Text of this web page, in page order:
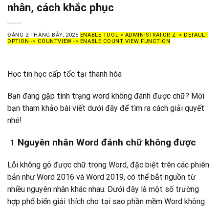
nhân, cách khắc phục
ĐĂNG 2 THÁNG BẢY, 2025 ENABLE TOOL-> ADMINISTRATOR Z -> DEFAULT
OPTION -> COUNTVIEW -> ENABLE COUNT VIEW FUNCTION
Học tin học cấp tốc tại thanh hóa
Bạn đang gặp tình trạng word không đánh được chữ? Mời
bạn tham khảo bài viết dưới đây để tìm ra cách giải quyết
nhé!
Nguyên nhân Word đánh chữ không được
Lỗi không gõ được chữ trong Word, đặc biệt trên các phiên
bản như Word 2016 và Word 2019, có thể bắt nguồn từ
nhiều nguyên nhân khác nhau. Dưới đây là một số trường
hợp phổ biến giải thích cho tại sao phần mềm Word không